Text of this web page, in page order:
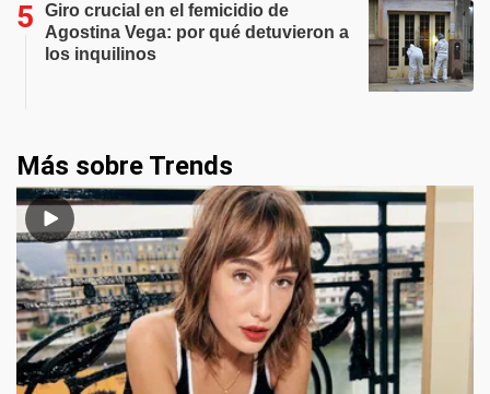
Giro crucial en el femicidio de
Agostina Vega: por qué detuvieron a
los inquilinos
Más sobre Trends